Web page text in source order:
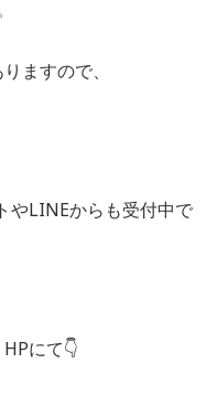
ますので、
やLINEからも受付中で
にて👇